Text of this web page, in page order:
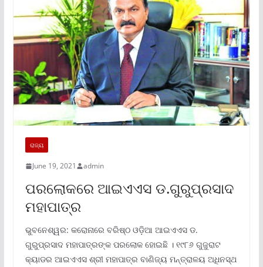
ରାଜ୍ୟ
June 19, 2021 admin
ପରଲୋକରେ ଆଇଏଏସ ଡ.ଗୁରୁପ୍ରସାଦ
ମହାପାତ୍ର
ଭୁବନେଶ୍ୱର: କରୋନାରେ ବରିଷ୍ଠ ଓଡ଼ିଆ ଆଇଏଏସ ଡ.
ଗୁରୁପ୍ରସାଦ ମହାପାତ୍ରଙ୍କ ପରଲୋକ ହୋଇଛି । ୧୯୮୬ ଗୁଜୁରାଟ
କ୍ୟାଡର ଆଇଏଏସ ଶ୍ରୀ ମହାପାତ୍ର ବାଣିଜ୍ୟ ମନ୍ତ୍ରାଳୟ ଅଧିନସ୍ଥ